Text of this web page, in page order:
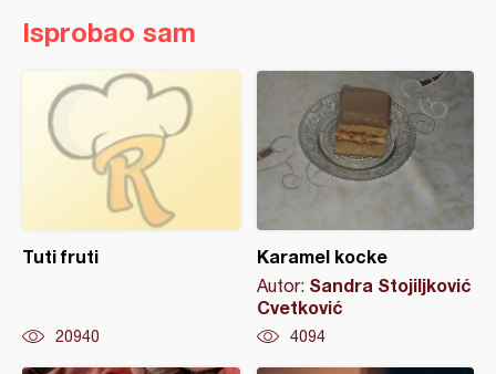
Isprobao sam
Tuti fruti
20940
Karamel kocke
Autor: Sandra Stojiljković
Cvetković
4094